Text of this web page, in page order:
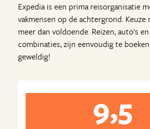
Expedia is een prima reisorganisatie
vakmensen op de achtergrond. Keuze
meer dan voldoende. Reizen, auto's
combinaties, zijn eenvoudig te
geweldig!
9,5